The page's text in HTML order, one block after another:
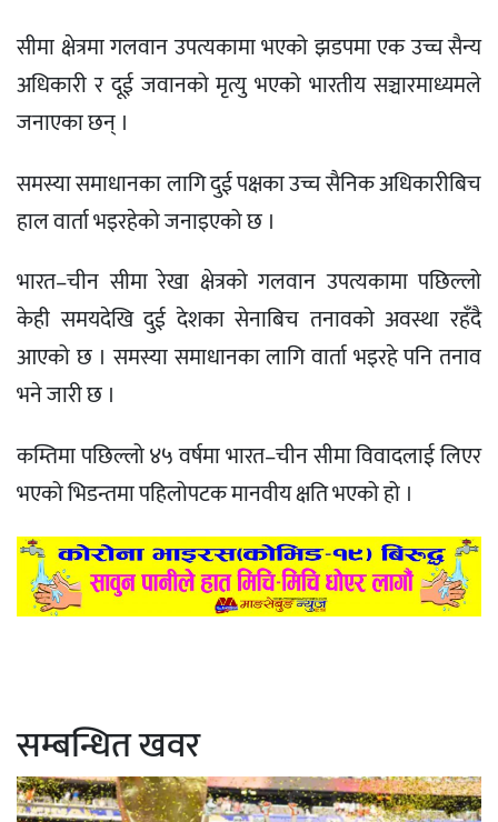
सीमा क्षेत्रमा गलवान उपत्यकामा भएको झडपमा एक उच्च सैन्य
अधिकारी र दूई जवानको मृत्यु भएको भारतीय सञ्चारमाध्यमले
जनाएका छन् ।
समस्या समाधानका लागि दुई पक्षका उच्च सैनिक अधिकारीबिच
हाल वार्ता भइरहेको जनाइएको छ ।
भारत–चीन सीमा रेखा क्षेत्रको गलवान उपत्यकामा पछिल्लो
केही समयदेखि दुई देशका सेनाबिच तनावको अवस्था रहँदै
आएको छ । समस्या समाधानका लागि वार्ता भइरहे पनि तनाव
भने जारी छ ।
कम्तिमा पछिल्लो ४५ वर्षमा भारत–चीन सीमा विवादलाई लिएर
भएको भिडन्तमा पहिलोपटक मानवीय क्षति भएको हो ।
सम्बन्धित खवर